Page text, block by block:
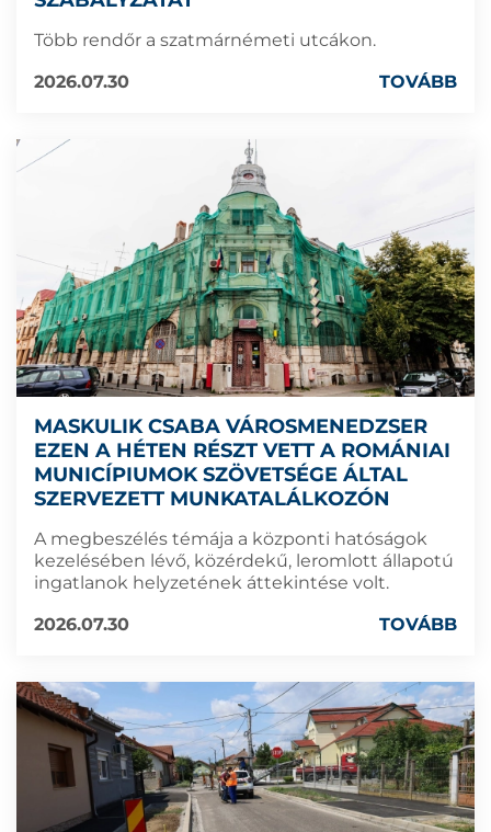
Több rendőr a szatmárnémeti utcákon.
2026.07.30
TOVÁBB
MASKULIK CSABA VÁROSMENEDZSER
EZEN A HÉTEN RÉSZT VETT A ROMÁNIAI
MUNICÍPIUMOK SZÖVETSÉGE ÁLTAL
SZERVEZETT MUNKATALÁLKOZÓN
A megbeszélés témája a központi hatóságok
kezelésében lévő, közérdekű, leromlott állapotú
ingatlanok helyzetének áttekintése volt.
2026.07.30
TOVÁBB